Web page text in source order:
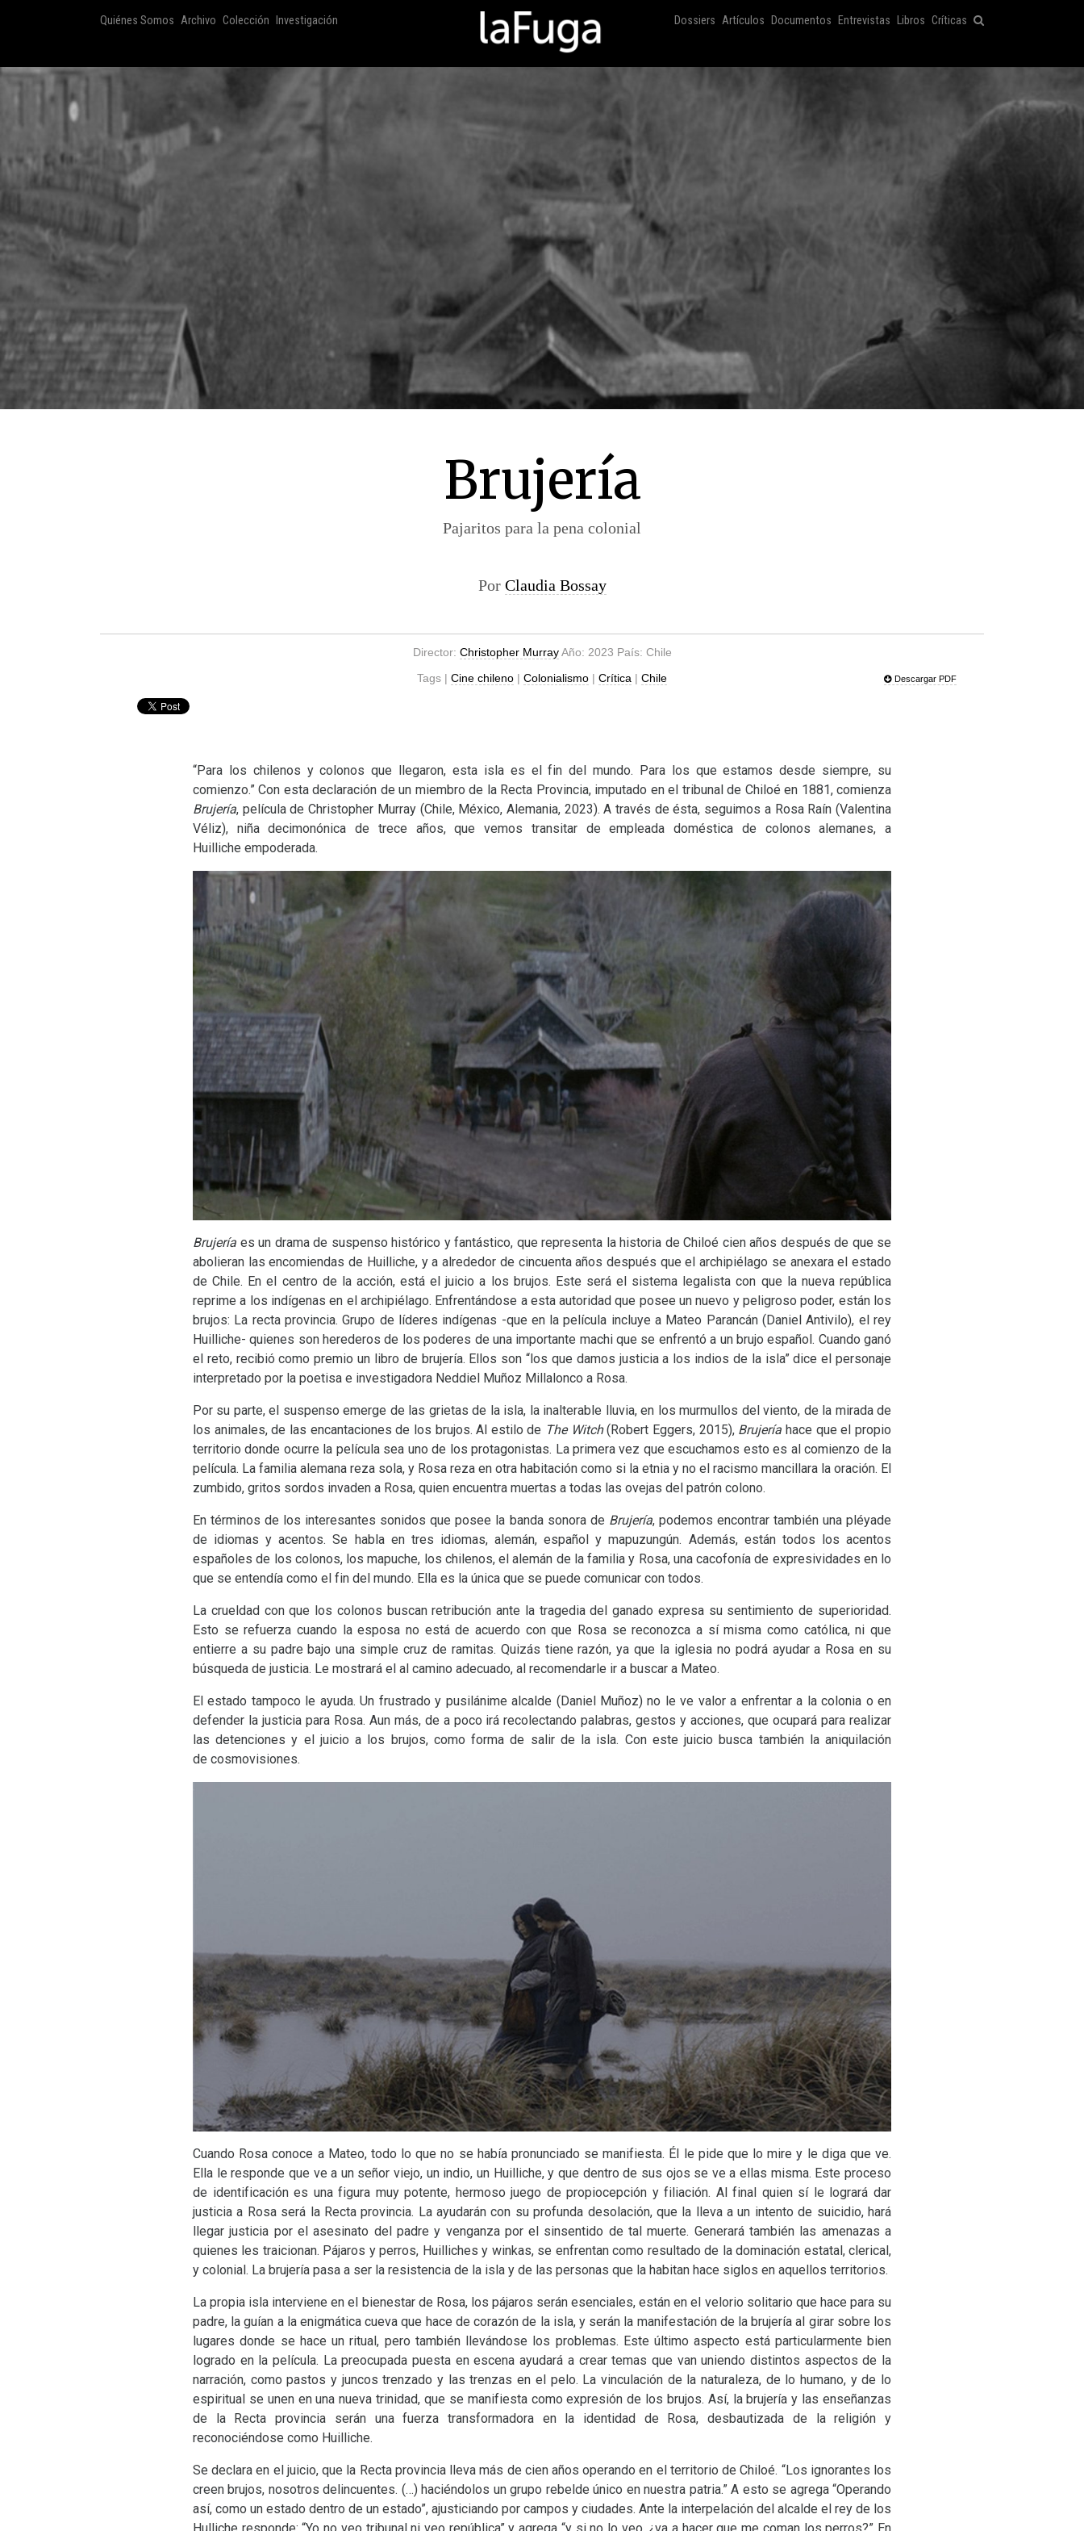
Quiénes Somos Archivo Colección Investigación Dossiers Artículos Documentos Entrevistas Libros Críticas
Brujería
Pajaritos para la pena colonial
Por Claudia Bossay
Director: Christopher MurrayAño: 2023 País: Chile
Tags | Cine chileno| Colonialismo| Crítica | Chile Descargar PDF
“Para los chilenos y colonos que llegaron, esta isla es el fin del mundo. Para los que estamos desde siempre, su
comienzo.” Con esta declaración de un miembro de la Recta Provincia, imputado en el tribunal de Chiloé en 1881, comienza
Brujería, película de Christopher Murray (Chile, México, Alemania, 2023). A través de ésta, seguimos a Rosa Raín (Valentina
Véliz), niña decimonónica de trece años, que vemos transitar de empleada doméstica de colonos alemanes, a
Huilliche empoderada.
Brujería es un drama de suspenso histórico y fantástico, que representa la historia de Chiloé cien años después de que se
abolieran las encomiendas de Huilliche, y a alrededor de cincuenta años después que el archipiélago se anexara el estado
de Chile. En el centro de la acción, está el juicio a los brujos. Este será el sistema legalista con que la nueva república
reprime a los indígenas en el archipiélago. Enfrentándose a esta autoridad que posee un nuevo y peligroso poder, están los
brujos: La recta provincia. Grupo de líderes indígenas -que en la película incluye a Mateo Parancán (Daniel Antivilo), el rey
Huilliche- quienes son herederos de los poderes de una importante machi que se enfrentó a un brujo español. Cuando ganó
el reto, recibió como premio un libro de brujería. Ellos son “los que damos justicia a los indios de la isla” dice el personaje
interpretado por la poetisa e investigadora Neddiel Muñoz Millalonco a Rosa.
Por su parte, el suspenso emerge de las grietas de la isla, la inalterable lluvia, en los murmullos del viento, de la mirada de
los animales, de las encantaciones de los brujos. Al estilo de The Witch(Robert Eggers, 2015), Brujeríahace que el propio
territorio donde ocurre la película sea uno de los protagonistas. La primera vez que escuchamos esto es al comienzo de la
película. La familia alemana reza sola, y Rosa reza en otra habitación como si la etnia y no el racismo mancillara la oración. El
zumbido, gritos sordos invaden a Rosa, quien encuentra muertas a todas las ovejas del patrón colono.
En términos de los interesantes sonidos que posee la banda sonora de Brujería, podemos encontrar también una pléyade
de idiomas y acentos. Se habla en tres idiomas, alemán, español y mapuzungún. Además, están todos los acentos
españoles de los colonos, los mapuche, los chilenos, el alemán de la familia y Rosa, una cacofonía de expresividades en lo
que se entendía como el fin del mundo. Ella es la única que se puede comunicar con todos.
La crueldad con que los colonos buscan retribución ante la tragedia del ganado expresa su sentimiento de superioridad.
Esto se refuerza cuando la esposa no está de acuerdo con que Rosa se reconozca a sí misma como católica, ni que
entierre a su padre bajo una simple cruz de ramitas. Quizás tiene razón, ya que la iglesia no podrá ayudar a Rosa en su
búsqueda de justicia. Le mostrará el al camino adecuado, al recomendarle ir a buscar a Mateo.
El estado tampoco le ayuda. Un frustrado y pusilánime alcalde (Daniel Muñoz) no le ve valor a enfrentar a la colonia o en
defender la justicia para Rosa. Aun más, de a poco irá recolectando palabras, gestos y acciones, que ocupará para realizar
las detenciones y el juicio a los brujos, como forma de salir de la isla. Con este juicio busca también la aniquilación
de cosmovisiones.
Cuando Rosa conoce a Mateo, todo lo que no se había pronunciado se manifiesta. Él le pide que lo mire y le diga que ve.
Ella le responde que ve a un señor viejo, un indio, un Huilliche, y que dentro de sus ojos se ve a ellas misma. Este proceso
de identificación es una figura muy potente, hermoso juego de propiocepción y filiación. Al final quien sí le logrará dar
justicia a Rosa será la Recta provincia. La ayudarán con su profunda desolación, que la lleva a un intento de suicidio, hará
llegar justicia por el asesinato del padre y venganza por el sinsentido de tal muerte. Generará también las amenazas a
quienes les traicionan. Pájaros y perros, Huilliches y winkas, se enfrentan como resultado de la dominación estatal, clerical,
y colonial. La brujería pasa a ser la resistencia de la isla y de las personas que la habitan hace siglos en aquellos territorios.
La propia isla interviene en el bienestar de Rosa, los pájaros serán esenciales, están en el velorio solitario que hace para su
padre, la guían a la enigmática cueva que hace de corazón de la isla, y serán la manifestación de la brujería al girar sobre los
lugares donde se hace un ritual, pero también llevándose los problemas. Este último aspecto está particularmente bien
logrado en la película. La preocupada puesta en escena ayudará a crear temas que van uniendo distintos aspectos de la
narración, como pastos y juncos trenzado y las trenzas en el pelo. La vinculación de la naturaleza, de lo humano, y de lo
espiritual se unen en una nueva trinidad, que se manifiesta como expresión de los brujos. Así, la brujería y las enseñanzas
de la Recta provincia serán una fuerza transformadora en la identidad de Rosa, desbautizada de la religión y
reconociéndose como Huilliche.
Se declara en el juicio, que la Recta provincia lleva más de cien años operando en el territorio de Chiloé. “Los ignorantes los
creen brujos, nosotros delincuentes. (…) haciéndolos un grupo rebelde único en nuestra patria.” A esto se agrega “Operando
así, como un estado dentro de un estado”, ajusticiando por campos y ciudades. Ante la interpelación del alcalde el rey de los